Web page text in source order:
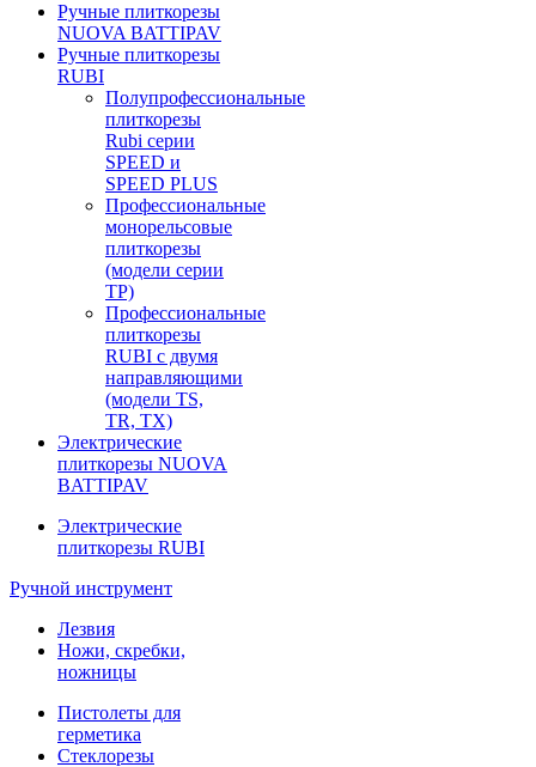
Ручные плиткорезы
NUOVA BATTIPAV
Ручные плиткорезы
RUBI
Полупрофессиональные
плиткорезы
Rubi серии
SPEED и
SPEED PLUS
Профессиональные
монорельсовые
плиткорезы
(модели серии
TP)
Профессиональные
плиткорезы
RUBI с двумя
направляющими
(модели TS,
TR, TX)
Электрические
плиткорезы NUOVA
BATTIPAV
Электрические
плиткорезы RUBI
Ручной инструмент
Лезвия
Ножи, скребки,
ножницы
Пистолеты для
герметика
Стеклорезы